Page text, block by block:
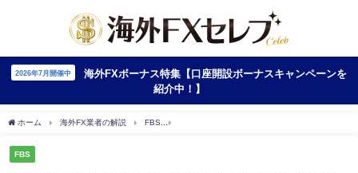
2026年7月開催中
海外FXボーナス特集【口座開設ボーナスキャンペーンを
紹介中！】
ホーム 海外FX業者の解説 FBS
FBS